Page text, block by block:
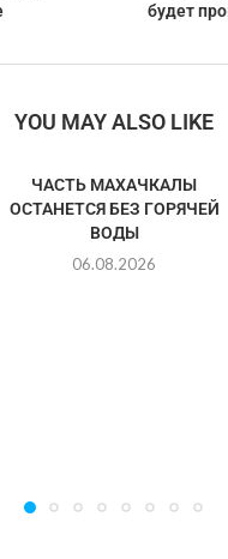
будет
YOU MAY ALSO LIKE
ЧАСТЬ МАХАЧКАЛЫ
ОСТАНЕТСЯ БЕЗ ГОРЯЧЕЙ
ВОДЫ
06.08.2026